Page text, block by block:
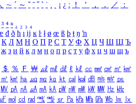
∼ ´ ～ ˇ ˘ ˝ ˚ ˙ ¸ ¡ ¿ ː ！ ＇ ， ． ／
：
³ ⁴ ⁿ ₁ ₂ ₃ ₄
đ ð ħ ı ĳ ĸ ŀ ł ø œ ß þ ŧ ŋ ŉ
К Л М Н О П Р С Т У Ф Х Ц Ч Ш Щ Ъ
ж з и й к л м н о п р с т у ф х ц ч ш щ ъ
＄ ％ Ｆ ￦ ㎕ ㎖ ㎗ ℓ ㎘ ㏄ ㎣ ㎤ ㎥ ㎦
㎡ ㎢ ㏊ ㎍ ㎎ ㎏ ㏏ ㎈ ㎉ ㏈ ㎧ ㎨ ㎰
㎹ ㎀ ㎁ ㎂ ㎃ ㎄ ㎺ ㎻ ㎽ ㎾ ㎿ ㎐ ㎑
㏖ ㏅ ㎭ ㎮ ㎯ ㏛ ㎩ ㎪ ㎫ ㎬ ㏝ ㏐
㏓